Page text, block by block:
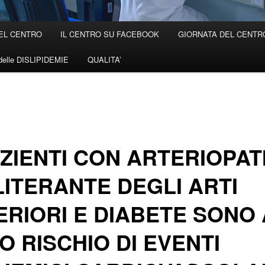
CENTRO IL CENTRO SU FACEBOOK GIORNATA DEL
DISLIPIDEMIE QUALITA’
CON
DEGLI ARTI
E DIABETE SONO
RISCHIO DI EVENTI